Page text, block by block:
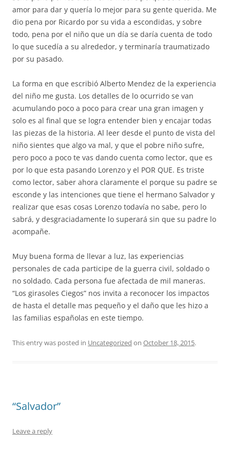
amor para dar y quería lo mejor para su gente querida. Me
dio pena por Ricardo por su vida a escondidas, y sobre
todo, pena por el niño que un día se daría cuenta de todo
lo que sucedía a su alrededor, y terminaría traumatizado
por su pasado.
La forma en que escribió Alberto Mendez de la experiencia
del niño me gusta. Los detalles de lo ocurrido se van
acumulando poco a poco para crear una gran imagen y
solo es al final que se logra entender bien y encajar todas
las piezas de la historia. Al leer desde el punto de vista del
niño sientes que algo va mal, y que el pobre niño sufre,
pero poco a poco te vas dando cuenta como lector, que es
por lo que esta pasando Lorenzo y el POR QUE. Es triste
como lector, saber ahora claramente el porque su padre se
esconde y las intenciones que tiene el hermano Salvador y
realizar que esas cosas Lorenzo todavía no sabe, pero lo
sabrá, y desgraciadamente lo superará sin que su padre lo
acompañe.
Muy buena forma de llevar a luz, las experiencias
personales de cada participe de la guerra civil, soldado o
no soldado. Cada persona fue afectada de mil maneras.
“Los girasoles Ciegos” nos invita a reconocer los impactos
de hasta el detalle mas pequeño y el daño que les hizo a
las familias españolas en este tiempo.
This entry was posted in Uncategorized on October 18, 2015.
“Salvador”
Leave a reply